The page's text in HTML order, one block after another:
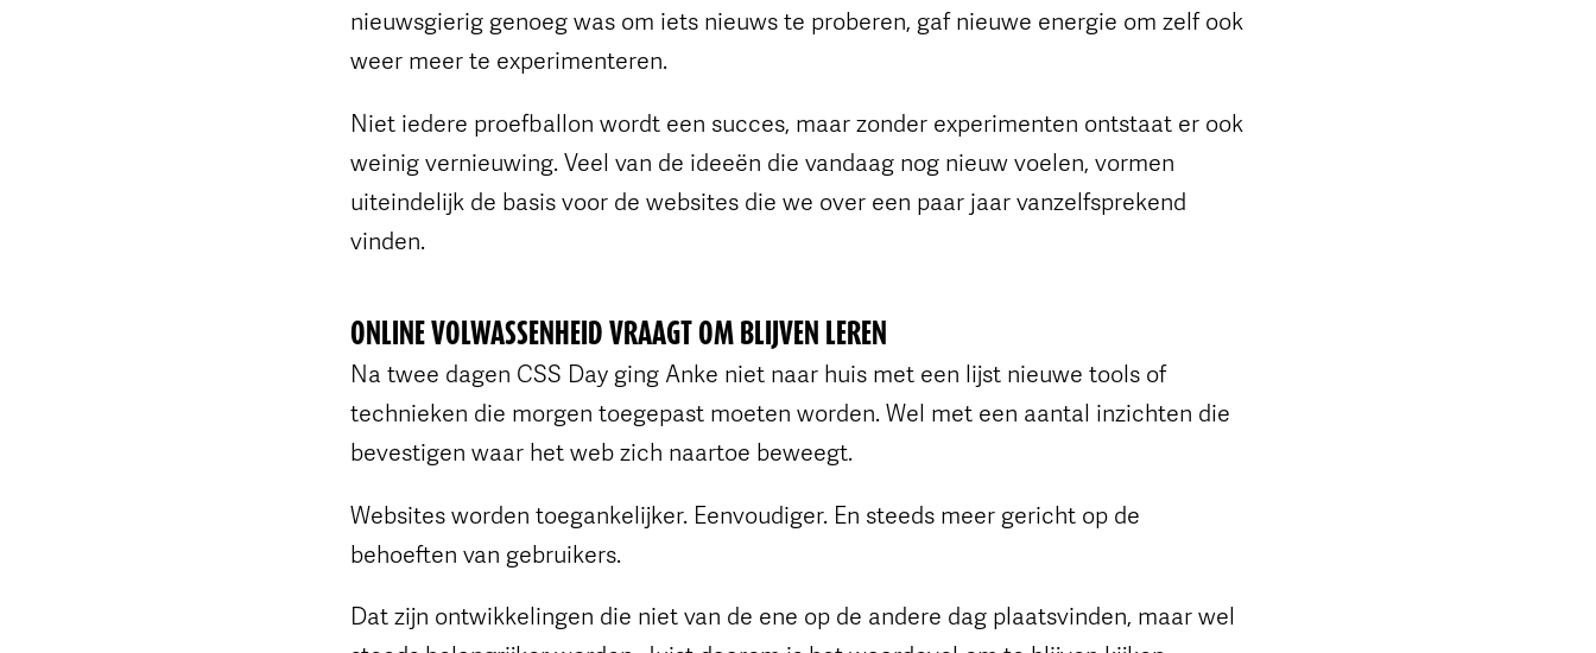
nieuwsgierig genoeg was om iets nieuws te proberen, gaf nieuwe energie om zelf ook
weer meer te experimenteren.
Niet iedere proefballon wordt een succes, maar zonder experimenten ontstaat er ook
weinig vernieuwing. Veel van de ideeën die vandaag nog nieuw voelen, vormen
uiteindelijk de basis voor de websites die we over een paar jaar vanzelfsprekend
vinden.
ONLINE VOLWASSENHEID VRAAGT OM BLIJVEN LEREN
Na twee dagen CSS Day ging Anke niet naar huis met een lijst nieuwe tools of
technieken die morgen toegepast moeten worden. Wel met een aantal inzichten die
bevestigen waar het web zich naartoe beweegt.
Websites worden toegankelijker. Eenvoudiger. En steeds meer gericht op de
behoeften van gebruikers.
Dat zijn ontwikkelingen die niet van de ene op de andere dag plaatsvinden, maar wel